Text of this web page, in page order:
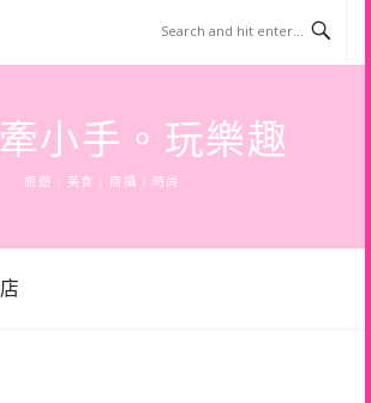
小手。玩樂趣
旅遊 | 美食 | 商攝 | 時尚